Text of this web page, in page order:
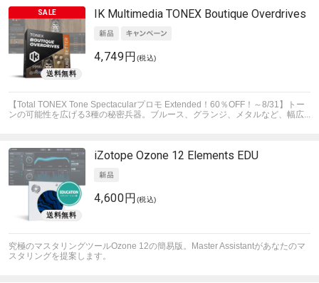
IK Multimedia TONEX Boutique Overdrives
4,749円 (税込)
【Total TONEX Tone Spectacularプロモ Extended！60％OFF！～8/31】トー
ンの可能性を広げる3種の秘密兵器。ブルース、グランジ、メタルなど、幅広...
iZotope Ozone 12 Elements EDU
4,600円 (税込)
究極のマスタリングツールOzone 12の簡易版。Master Assistantがあなたのマ
スタリングを提案します。